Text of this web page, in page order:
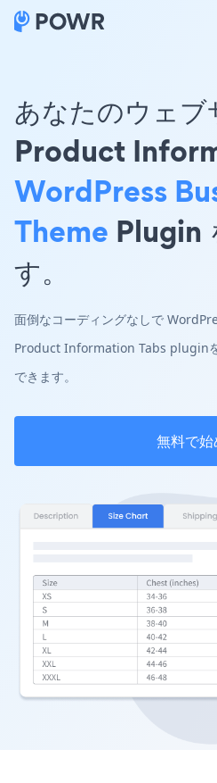
あなたのウェ
Product
WordPress
Theme Plugin
す。
面倒なコーディングなしで
Product Information Tabs plugin
できます。
無料で始